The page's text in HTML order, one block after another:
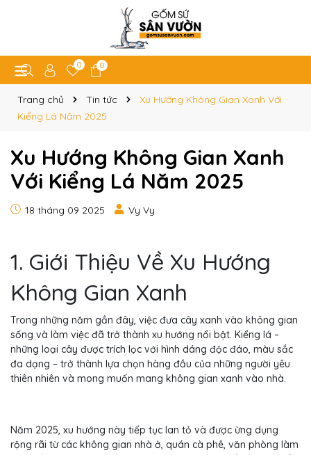
0 0
Trang chủ Tin tức
Xu Hướng Không Gian Xanh Với
Kiểng Lá Năm 2025
Xu Hướng Không Gian Xanh
Với Kiểng Lá Năm 2025
18 tháng 09 2025 Vy Vy
1. Giới Thiệu Về Xu Hướng
Không Gian Xanh
Trong những năm gần đây, việc đưa cây xanh vào không gian
sống và làm việc đã trở thành xu hướng nổi bật. Kiểng lá –
những loại cây được trích lọc với hình dáng độc đáo, màu sắc
đa dạng – trở thành lựa chọn hàng đầu của những người yêu
thiên nhiên và mong muốn mang không gian xanh vào nhà.
Năm 2025, xu hướng này tiếp tục lan tỏ và được ừng dụng
rộng rãi từ các không gian nhà ở, quán cà phê, văn phòng làm